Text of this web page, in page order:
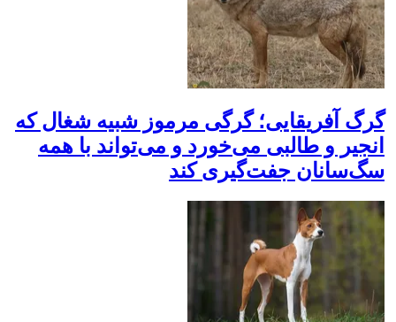
گرگ آفریقایی؛ گرگی مرموز شبیه شغال که
انجیر و طالبی می‌خورد و می‌تواند با همه
سگ‌سانان جفت‌گیری کند